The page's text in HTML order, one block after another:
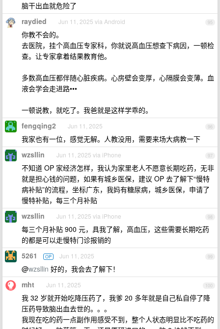
脑干出血就危险了
95
raydied Jun 11, 2025 via Android
你教不会的。
去医院，挂个高血压专家科，你就说高血压想查下病因，一顿检
查。让专家拿着结果教育他。
多数高血压都伴随心脏疾病。心房壁会变厚，心隔膜会变薄。血
液会学会走进路•••
一顿说教，就吃了。我爸就是这样学乖的。
96
fengqing2 Jun 11, 2025
我家也有一位，感觉无解。人教没用，需要来场大病教一下
97
wzsllin Jun 11, 2025 via iPhone
不知道 OP 家经济怎样，我认为家里老人不愿意长期吃药，无非
就是担心钱的问题，如果有城乡医保，建议 OP 去了解下“慢特
病补贴”的流程，坐标广东，我妈有糖尿病，城乡医保，申请了
慢特补贴，每三个月补贴
98
wzsllin Jun 11, 2025 via iPhone
每三个月补贴 900 元，具我了解，高血压，这些需要长期吃药
的都是可以走慢特门诊报销的
99
5261 OP Jun 11, 2025
@wzsllin 好的，我会去了解下！
100
mht Jun 11, 2025
我 32 岁就开始吃降压药了，我爹 20 多年就是自己私自停了降
压药导致脑出血去世的。。。
我现在吃的药一点副作用感受不到，整个人状态明显比不吃药的